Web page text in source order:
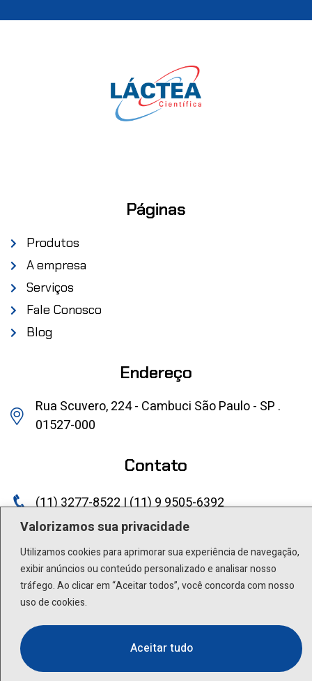
Valorizamos sua privacidade
Utilizamos cookies para aprimorar sua experiência de navegação,
exibir anúncios ou conteúdo personalizado e analisar nosso
tráfego. Ao clicar em “Aceitar todos”, você concorda com nosso
uso de cookies.
Aceitar tudo
Páginas
Produtos
A empresa
Serviços
Fale Conosco
Blog
Endereço
Rua Scuvero, 224 - Cambuci São Paulo - SP .
01527-000
Contato
(11) 3277-8522 | (11) 9 9505-6392
lactea@lactea.com.br
Social